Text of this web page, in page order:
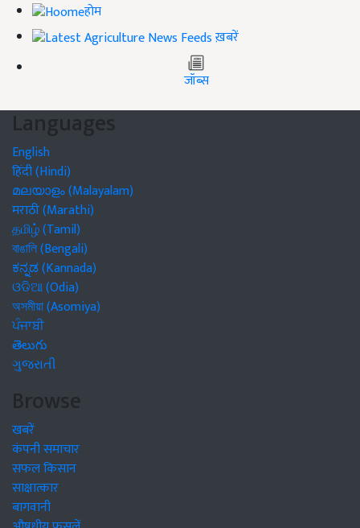
होम
ख़बरें
जॉब्स
Languages
English
हिंदी (Hindi)
മലയാളം (Malayalam)
मराठी (Marathi)
தமிழ் (Tamil)
বাঙালি (Bengali)
ಕನ್ನಡ (Kannada)
ଓଡିଆ (Odia)
অসমীয়া (Asomiya)
ਪੰਜਾਬੀ
తెలుగు
ગુજરાતી
Browse
खबरें
कंपनी समाचार
सफल किसान
साक्षात्कार
बागवानी